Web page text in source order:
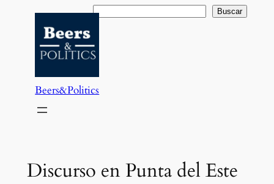
contenido
Buscar Buscar
Beers&Politics
Discurso en Punta del Este